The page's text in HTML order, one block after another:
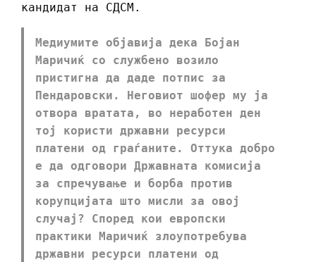
кандидат на СДСМ.
Медиумите објавија дека Бојан
Маричиќ со службено возило
пристигна да даде потпис за
Пендаровски. Неговиот шофер му ја
отвора вратата, во неработен ден
тој користи државни ресурси
платени од граѓаните. Оттука добро
е да одговори Државната комисија
за спречување и борба против
корупцијата што мисли за овој
случај? Според кои европски
практики Маричиќ злоупотребува
државни ресурси платени од